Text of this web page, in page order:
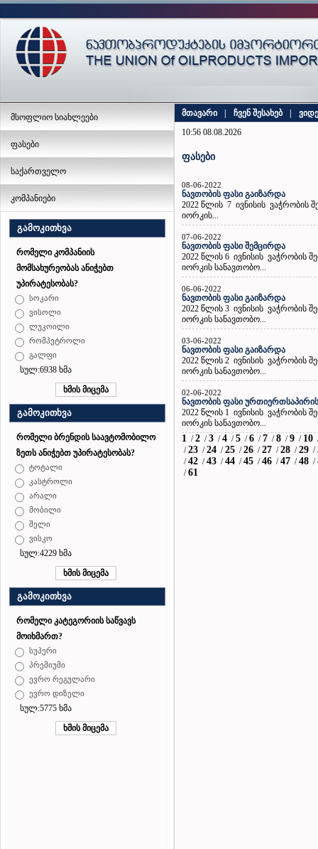
მსოფლიო სიახლეები
ფასები
საქართველო
კომპანიები
გამოკითხვა
რომელი კომპანიის
მომსახურეობას ანიჭებთ
უპირატესობას?
სოკარი
ვისოლი
ლუკოილი
რომპეტროლი
გალფი
სულ:6938 ხმა
გამოკითხვა
რომელი ბრენდის საავტომობილო
ზეთს ანიჭებთ უპირატესობას?
ტოტალი
კასტროლი
არალი
მობილი
შელი
ვისკო
სულ:4229 ხმა
გამოკითხვა
რომელი კატეგორიის საწვავს
მოიხმართ?
სუპერი
პრემიუმი
ევრო რეგულარი
ევრო დიზელი
სულ:5775 ხმა
მთავარი ჩვენ შესახებ
10:56 08.08.2026
ფასები
08-06-2022
ნავთობის ფასი გაიზარდა
2022 წლის 7 ივნისის ვაჭრობის
იორკის...
07-06-2022
ნავთობის ფასი შემცირდა
2022 წლის 6 ივნისის ვაჭრობის
იორკის სანავთობო...
06-06-2022
ნავთობის ფასი გაიზარდა
2022 წლის 3 ივნისის ვაჭრობის
იორკის სანავთობო...
03-06-2022
ნავთობის ფასი გაიზარდა
2022 წლის 2 ივნისის ვაჭრობის
იორკის სანავთობო...
02-06-2022
ნავთობის ფასი
2022 წლის 1 ივნისის ვაჭრობის
იორკის სანავთობო...
1 / 2 / 3 / 4 / 5 / 6 / 7 / 8 / 9 / 10
/ 23 / 24 / 25 / 26 / 27 / 28 / 29 /
/ 42 / 43 / 44 / 45 / 46 / 47 / 48 /
/ 61